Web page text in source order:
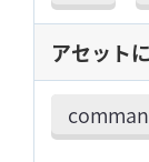
アセット